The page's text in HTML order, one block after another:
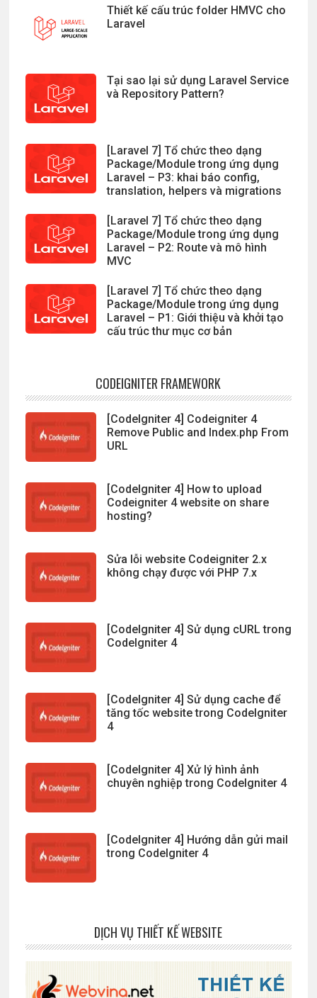
Thiết kế cấu trúc folder HMVC cho
Laravel
Tại sao lại sử dụng Laravel Service
và Repository Pattern?
[Laravel 7] Tổ chức theo dạng
Package/Module trong ứng dụng
Laravel – P3: khai báo config,
translation, helpers và migrations
[Laravel 7] Tổ chức theo dạng
Package/Module trong ứng dụng
Laravel – P2: Route và mô hình
MVC
[Laravel 7] Tổ chức theo dạng
Package/Module trong ứng dụng
Laravel – P1: Giới thiệu và khởi tạo
cấu trúc thư mục cơ bản
CODEIGNITER FRAMEWORK
[CodeIgniter 4] Codeigniter 4
Remove Public and Index.php From
URL
[CodeIgniter 4] How to upload
Codeigniter 4 website on share
hosting?
Sửa lỗi website Codeigniter 2.x
không chạy được với PHP 7.x
[CodeIgniter 4] Sử dụng cURL trong
CodeIgniter 4
[CodeIgniter 4] Sử dụng cache để
tăng tốc website trong CodeIgniter
4
[CodeIgniter 4] Xử lý hình ảnh
chuyên nghiệp trong CodeIgniter 4
[CodeIgniter 4] Hướng dẫn gửi mail
trong CodeIgniter 4
DỊCH VỤ THIẾT KẾ WEBSITE